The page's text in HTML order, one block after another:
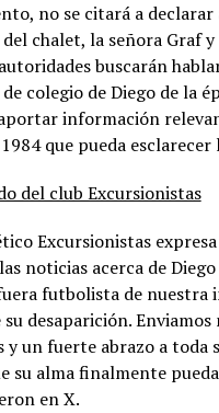
no se citará a declarar
chalet, la señora Graf y
buscarán
colegio de Diego de la
información
que pueda esclarecer
del club Excursionistas
Excursionistas
noticias acerca de
futbolista de nuestra
desaparición. Enviamos
y un fuerte abrazo a toda
su alma finalmente
en X.